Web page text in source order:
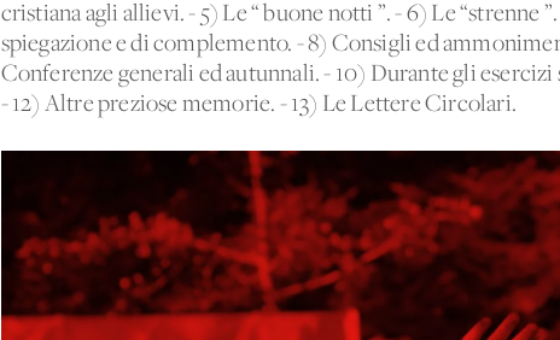
cristiana agli allievi. - 5) Le “ buone notti ”. - 6) Le
spiegazione e di complemento. - 8) Consigli ed
Conferenze generali ed autunnali. - 10) Durante gli
- 12) Altre preziose memorie. - 13) Le Lettere Circolari.